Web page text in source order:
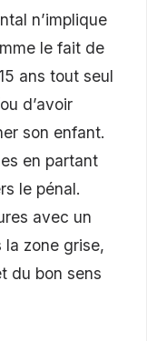
n’implique
le fait de
ans tout seul
d’avoir
son enfant.
en partant
le pénal.
avec un
la zone grise,
du bon sens